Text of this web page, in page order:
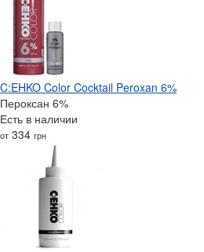
C:EHKO Color Cocktail Peroxan 6%
Пероксан 6%
Есть в наличии
от 334 грн